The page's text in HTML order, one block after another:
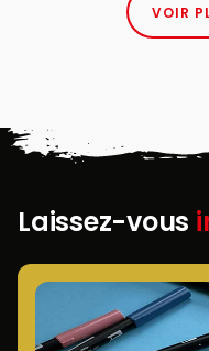
VOIR
Laissez-vous